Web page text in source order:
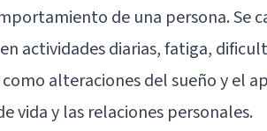
de una persona. Se
actividades diarias, fatiga,
alteraciones del sueño y el
vida y las relaciones personales.